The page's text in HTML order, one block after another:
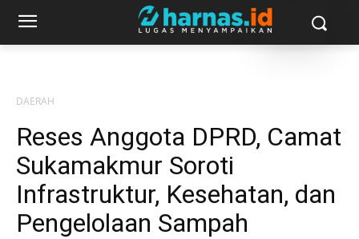
DAERAH
Reses Anggota DPRD, Camat
Sukamakmur Soroti
Infrastruktur, Kesehatan, dan
Pengelolaan Sampah